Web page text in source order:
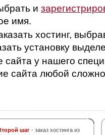
и
имя.
хостинг,
установку
сайта у нашего
сайта любой
шаг - заказ хостинга из